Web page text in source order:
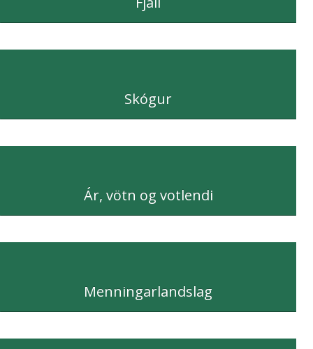
Skógur
Ár, vötn og votlendi
Menningarlandslag